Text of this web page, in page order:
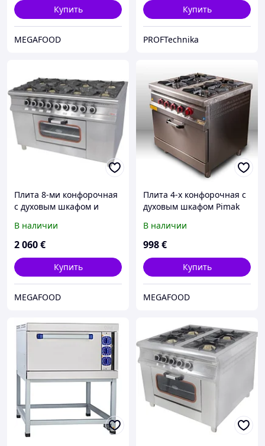
Купить
MEGAFOOD
Купить
PROFTechnika
Плита 8-ми конфорочная
с духовым шкафом и
Pimak МО15-8
В наличии
2 060€
Купить
MEGAFOOD
Плита 4-х конфорочная с
духовым шкафом Pimak
В наличии
998€
Купить
MEGAFOOD